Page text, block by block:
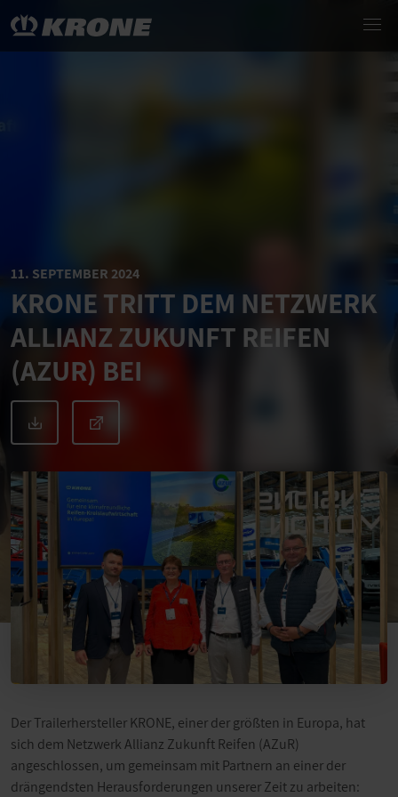
11. SEPTEMBER 2024
KRONE TRITT DEM NETZWERK
ALLIANZ ZUKUNFT REIFEN
(AZUR) BEI
Der Trailerhersteller KRONE, einer der größten in Europa, hat
sich dem Netzwerk Allianz Zukunft Reifen (AZuR)
angeschlossen, um gemeinsam mit Partnern an einer der
drängendsten Herausforderungen unserer Zeit zu arbeiten: